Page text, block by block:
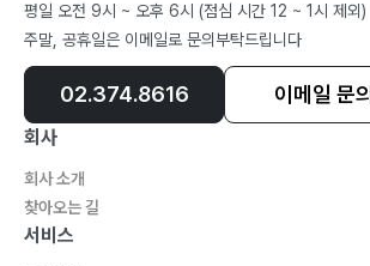
평일 오전 9시 ~ 오후 6시 (점심 시간 12 ~ 1시 제외)
주말, 공휴일은 이메일로 문의부탁드립니다
02.374.8616 이메일 문의
회사
회사 소개
찾아오는 길
서비스